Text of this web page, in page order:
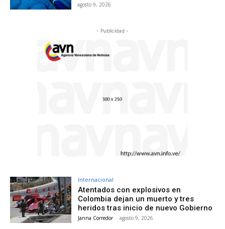
agosto 9, 2026
- Publicidad -
Internacional
Atentados con explosivos en
Colombia dejan un muerto y tres
heridos tras inicio de nuevo Gobierno
Janna Corredor - agosto 9, 2026